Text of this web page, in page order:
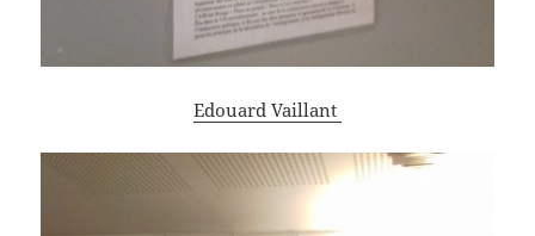
Edouard Vaillant